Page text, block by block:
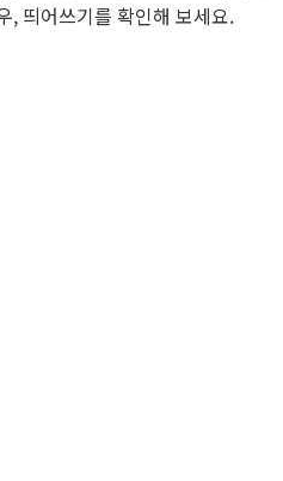
, 띄어쓰기를 확인해 보세요.